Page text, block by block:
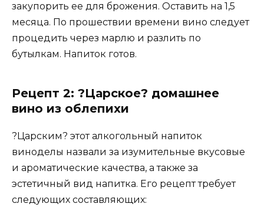
закупорить ее для брожения. Оставить на 1,5
месяца. По прошествии времени вино следует
процедить через марлю и разлить по
бутылкам. Напиток готов.
Рецепт 2: ?Царское? домашнее
вино из облепихи
?Царским? этот алкогольный напиток
виноделы назвали за изумительные вкусовые
и ароматические качества, а также за
эстетичный вид напитка. Его рецепт требует
следующих составляющих: